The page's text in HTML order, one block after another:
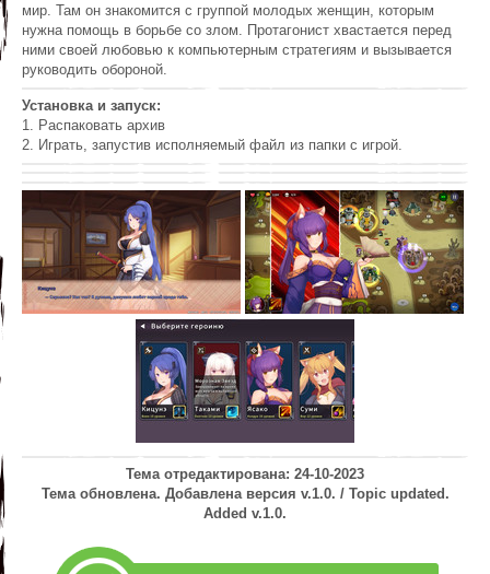
мир. Там он знакомится с группой молодых женщин, которым
нужна помощь в борьбе со злом. Протагонист хвастается перед
ними своей любовью к компьютерным стратегиям и вызывается
руководить обороной.
Установка и запуск:
1. Распаковать архив
2. Играть, запустив исполняемый файл из папки с игрой.
Тема отредактирована: 24-10-2023
Тема обновлена. Добавлена версия v.1.0. / Topic updated.
Added v.1.0.